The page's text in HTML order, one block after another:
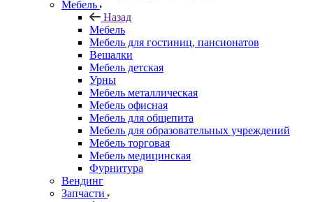
Мебель
Назад
Мебель
Мебель для гостиниц, пансионатов
Вешалки
Мебель детская
Урны
Мебель металлическая
Мебель офисная
Мебель для общепита
Мебель для образовательных учреждений
Мебель торговая
Мебель медицинская
Фурнитура
Вендинг
Запчасти